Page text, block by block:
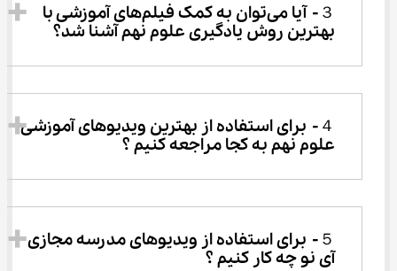
３-	آیا می‌توان به کمک فیلم‌های آموزشی با
بهترین روش یادگیری علوم نهم آشنا شد؟
４-	برای استفاده از بهترین ویدیوهای آموزشی
علوم نهم به کجا مراجعه کنیم ؟
５-	برای استفاده از ویدیوهای مدرسه مجازی
آی نو چه کار کنیم ؟